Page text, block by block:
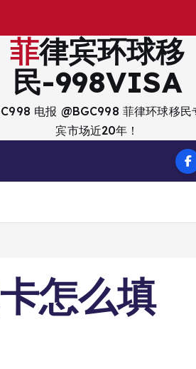
菲律宾环球移
民-998VISA
电报 @BGC998 菲律环球移民
宾市场近20年！
怎么填